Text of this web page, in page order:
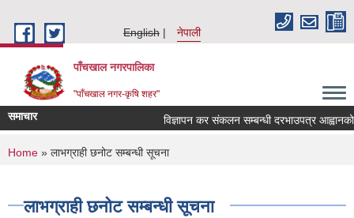
English
नेपाली
पाँचखाल नगरपालिका
"पाँचखाल नगर-कृषि शहर"
समाचार विज्ञापन कर संकलन सम्बन्धी दरभाउपत्र आह्वानको
You are here
Home » लाभग्राही छनोट सम्बन्धी सूचना
लाभग्राही छनोट सम्बन्धी सूचना